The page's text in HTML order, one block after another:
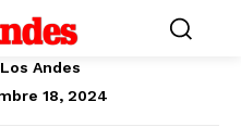
Andes
18, 2024